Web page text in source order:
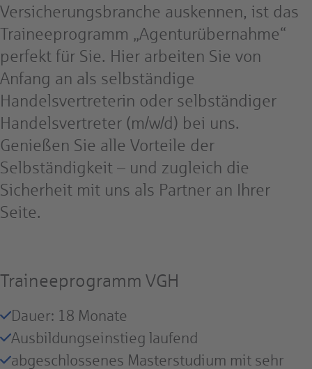
Versicherungsbranche auskennen, ist das
Traineeprogramm „Agenturübernahme“
perfekt für Sie. Hier arbeiten Sie von
Anfang an als selbständige
Handelsvertreterin oder selbständiger
Handelsvertreter (m/w/d) bei uns.
Genießen Sie alle Vorteile der
Selbständigkeit – und zugleich die
Sicherheit mit uns als Partner an Ihrer
Seite.
Traineeprogramm VGH
Dauer: 18 Monate
Ausbildungseinstieg laufend
abgeschlossenes Masterstudium mit sehr